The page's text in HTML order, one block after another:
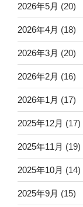
2026年5月 (20)
2026年4月 (18)
2026年3月 (20)
2026年2月 (16)
2026年1月 (17)
2025年12月 (17)
2025年11月 (19)
2025年10月 (14)
2025年9月 (15)